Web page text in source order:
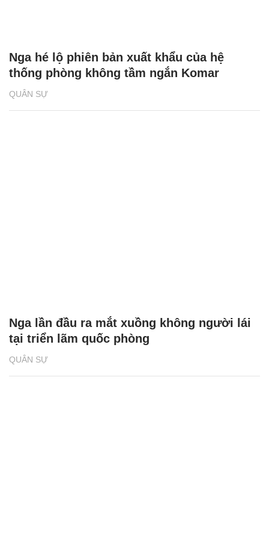
QUÂN SỰ
Nga hé lộ phiên bản xuất khẩu của hệ
thống phòng không tầm ngắn Komar
QUÂN SỰ
Nga lần đầu ra mắt xuồng không người lái
tại triển lãm quốc phòng